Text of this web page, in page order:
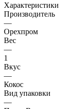
Характеристики
Производитель
—
Орехпром
Вес
—
1
Вкус
—
Кокос
Вид упаковки
—